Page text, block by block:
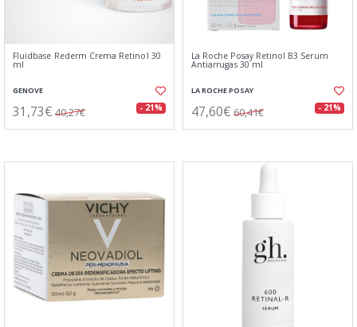
Fluidbase Rederm Crema Retinol 30
ml
GENOVE
31,73€ 40,27€ - 21%
La Roche Posay Retinol B3 Serum
Antiarrugas 30 ml
LA ROCHE POSAY
47,60€ 60,41€ - 21%